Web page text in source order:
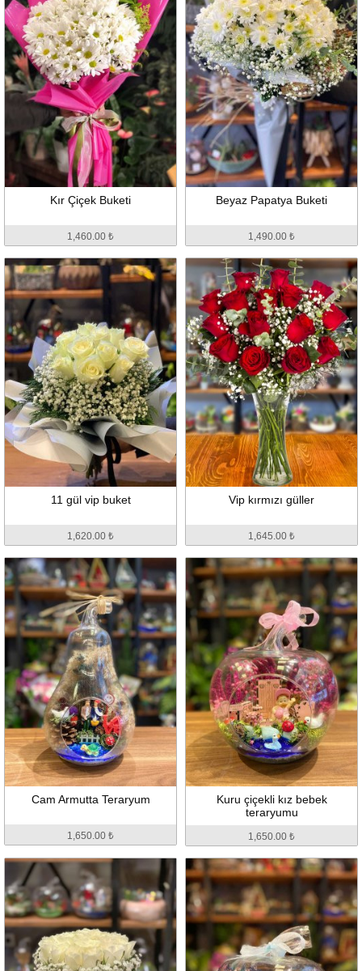
Kır Çiçek Buketi
1,460.00 ₺
Beyaz Papatya Buketi
1,490.00 ₺
11 gül vip buket
1,620.00 ₺
Vip kırmızı güller
1,645.00 ₺
Cam Armutta Teraryum
1,650.00 ₺
Kuru çiçekli kız bebek
teraryumu
1,650.00 ₺